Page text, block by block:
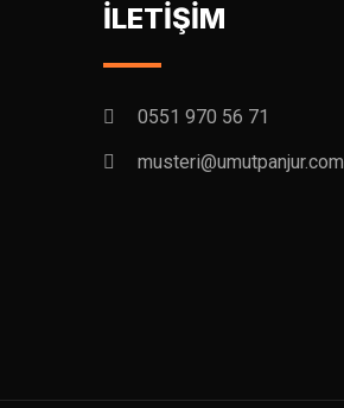
İLETİŞİM
0551 970 56 71
musteri@umutpanjur.com